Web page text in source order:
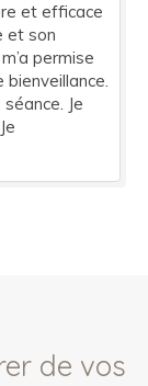
et efficace
et son
permise
Je
de vos